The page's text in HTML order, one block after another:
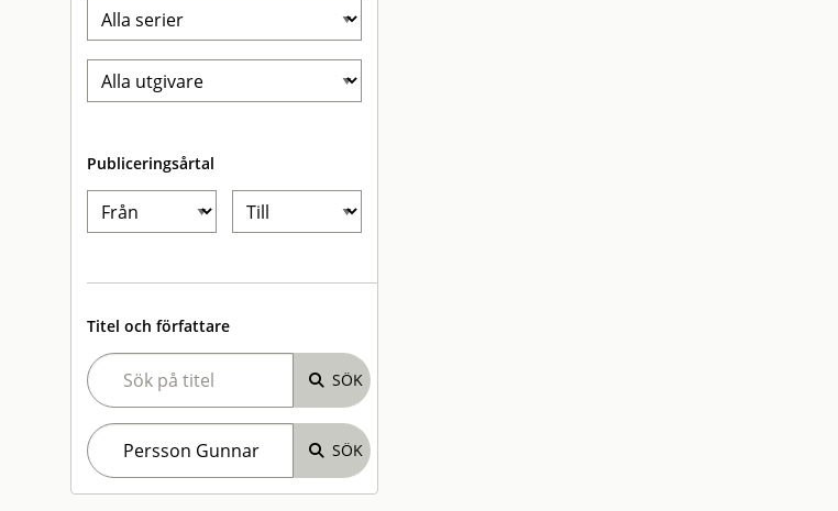
Publiceringsårtal
Titel och författare